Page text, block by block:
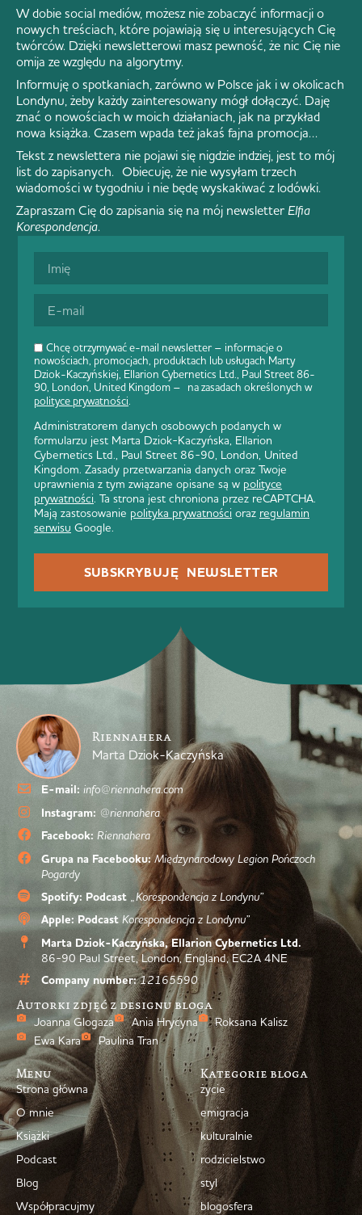
Chcę otrzymywać e-mail newsletter – informacje o
nowościach, promocjach, produktach lub usługach Marty
Dziok-Kaczyńskiej, Ellarion Cybernetics Ltd., Paul Street 86-
90, London, United Kingdom – na zasadach określonych w
polityce prywatności.
Administratorem danych osobowych podanych w
formularzu jest Marta Dziok-Kaczyńska, Ellarion
Cybernetics Ltd., Paul Street 86-90, London, United
Kingdom. Zasady przetwarzania danych oraz Twoje
uprawnienia z tym związane opisane są w polityce
prywatności. Ta strona jest chroniona przez reCAPTCHA.
Mają zastosowanie polityka prywatności oraz regulamin
serwisu Google.
SUBSKRYBUJĘ NEWSLETTER
W dobie social mediów, możesz nie zobaczyć informacji o
nowych treściach, które pojawiają się u interesujących Cię
twórców. Dzięki newsletterowi masz pewność, że nic Cię nie
omija ze względu na algorytmy.
Informuję o spotkaniach, zarówno w Polsce jak i w okolicach
Londynu, żeby każdy zainteresowany mógł dołączyć. Daję
znać o nowościach w moich działaniach, jak na przykład
nowa książka. Czasem wpada też jakaś fajna promocja…
Tekst z newslettera nie pojawi się nigdzie indziej, jest to mój
list do zapisanych. Obiecuję, że nie wysyłam trzech
wiadomości w tygodniu i nie będę wyskakiwać z lodówki.
Zapraszam Cię do zapisania się na mój newsletter Elfia
Korespondencja.
Riennahera
Marta Dziok-Kaczyńska
E-mail: info@riennahera.com
Instagram: @riennahera
Facebook: Riennahera
Grupa na Facebooku: Międzynarodowy Legion Pończoch
Pogardy
Spotify: Podcast „Korespondencja z Londynu”
Apple: Podcast Korespondencja z Londynu”
Marta Dziok-Kaczyńska, Ellarion Cybernetics Ltd.
86-90 Paul Street, London, England, EC2A 4NE
Company number: 12165590
Autorki zdjęć z designu bloga
Joanna Glogaza Ania Hrycyna
Roksana Kalisz
Ewa Kara
Paulina Tran
Menu
Strona główna
O mnie
Książki
Podcast
Blog
Współpracujmy
Kategorie bloga
życie
emigracja
kulturalnie
rodzicielstwo
styl
blogosfera